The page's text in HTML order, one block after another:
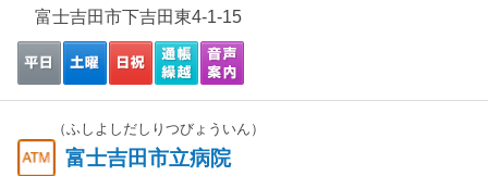
富士吉田市下吉田東4-1-15
（ふしよしだしりつびょういん）
富士吉田市立病院